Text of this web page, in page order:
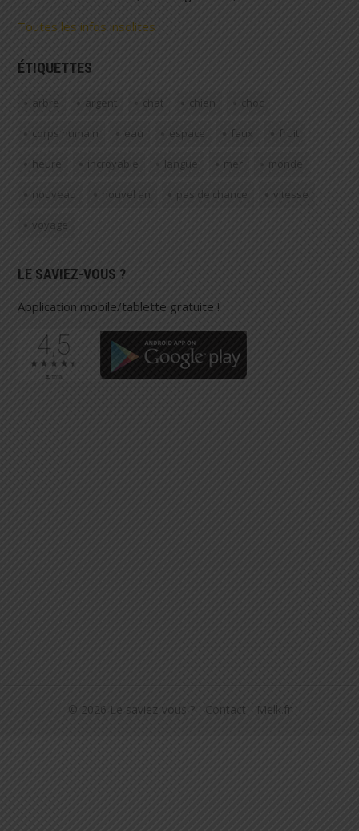
Toutes les infos insolites
ÉTIQUETTES
arbre argent chat chien choc
corps humain eau espace faux fruit
heure incroyable langue mer monde
nouveau nouvel an pas de chance vitesse
voyage
LE SAVIEZ-VOUS ?
Application mobile/tablette gratuite !
© 2026 Le saviez-vous ?- Contact - Melk.fr